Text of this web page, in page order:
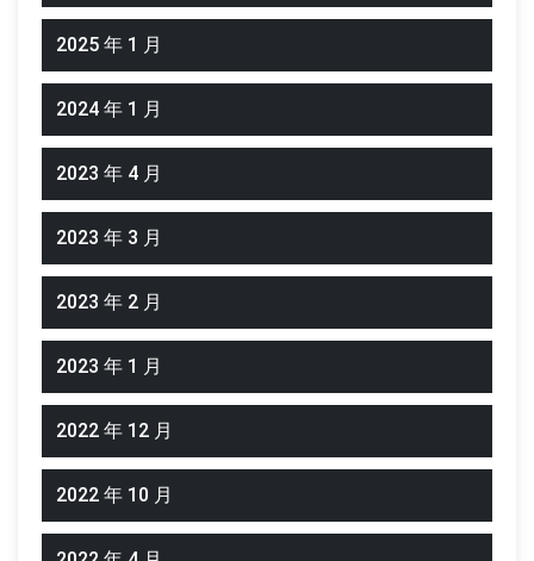
2025 年 1 月
2024 年 1 月
2023 年 4 月
2023 年 3 月
2023 年 2 月
2023 年 1 月
2022 年 12 月
2022 年 10 月